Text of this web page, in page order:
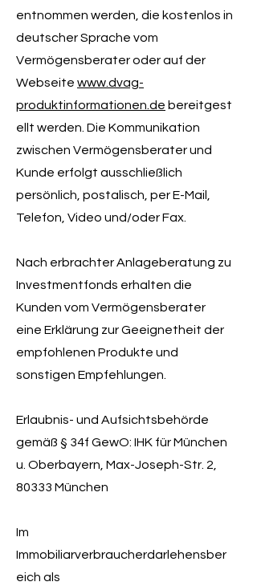
entnommen werden, die kostenlos in
deutscher Sprache vom
Vermögensberater oder auf der
Webseite www.dvag-
produktinformationen.de bereitgest
ellt werden. Die Kommunikation
zwischen Vermögensberater und
Kunde erfolgt ausschließlich
persönlich, postalisch, per E-Mail,
Telefon, Video und/oder Fax.
Nach erbrachter Anlageberatung zu
Investmentfonds erhalten die
Kunden vom Vermögensberater
eine Erklärung zur Geeignetheit der
empfohlenen Produkte und
sonstigen Empfehlungen.
Erlaubnis- und Aufsichtsbehörde
gemäß § 34f GewO: IHK für München
u. Oberbayern, Max-Joseph-Str. 2,
80333 München
Im
Immobiliarverbraucherdarlehensber
eich als